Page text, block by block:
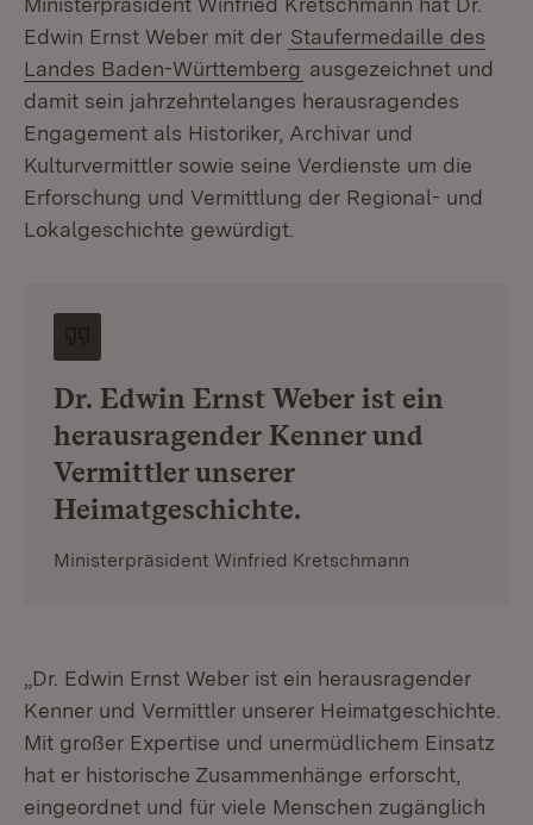
Edwin Ernst Weber mit der Staufermedaille des
Landes Baden-Württemberg ausgezeichnet und
damit sein jahrzehntelanges herausragendes
Engagement als Historiker, Archivar und
Kulturvermittler sowie seine Verdienste um die
Erforschung und Vermittlung der Regional- und
Lokalgeschichte gewürdigt.
Dr. Edwin Ernst Weber ist ein
herausragender Kenner und
Vermittler unserer
Heimatgeschichte.
Ministerpräsident Winfried Kretschmann
„Dr. Edwin Ernst Weber ist ein herausragender
Kenner und Vermittler unserer Heimatgeschichte.
Mit großer Expertise und unermüdlichem Einsatz
hat er historische Zusammenhänge erforscht,
eingeordnet und für viele Menschen zugänglich